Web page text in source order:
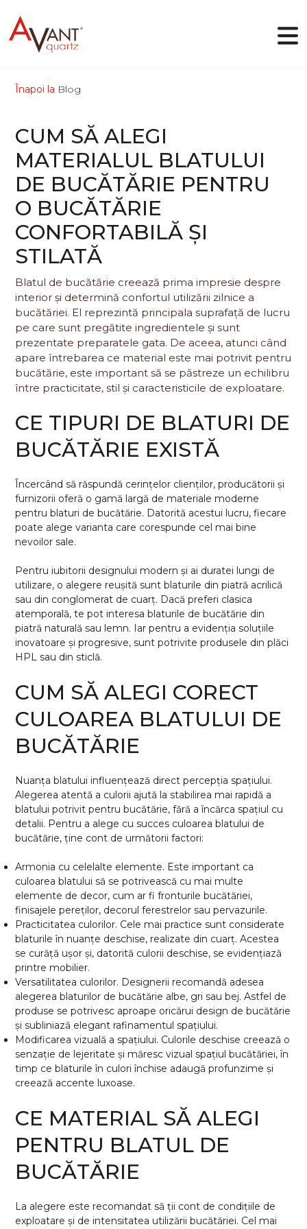
De ce Avant Quartz
Colecții
Designer online
Galerie
Blog
Fișiere
Contacte
Înapoi la Blog
CUM SĂ ALEGI
MATERIALUL BLATULUI
DE BUCĂTĂRIE PENTRU
O BUCĂTĂRIE
CONFORTABILĂ ȘI
STILATĂ
Blatul de bucătărie creează prima impresie despre
interior și determină confortul utilizării zilnice a
bucătăriei. El reprezintă principala suprafață de lucru
pe care sunt pregătite ingredientele și sunt
prezentate preparatele gata. De aceea, atunci când
apare întrebarea ce material este mai potrivit pentru
bucătărie, este important să se păstreze un echilibru
între practicitate, stil și caracteristicile de exploatare.
CE TIPURI DE BLATURI DE
BUCĂTĂRIE EXISTĂ
Încercând să răspundă cerințelor clienților, producătorii și
furnizorii oferă o gamă largă de materiale moderne
pentru blaturi de bucătărie. Datorită acestui lucru, fiecare
poate alege varianta care corespunde cel mai bine
nevoilor sale.
Pentru iubitorii designului modern și ai duratei lungi de
utilizare, o alegere reușită sunt blaturile din piatră acrilică
sau din conglomerat de cuarț. Dacă preferi clasica
atemporală, te pot interesa blaturile de bucătărie din
piatră naturală sau lemn. Iar pentru a evidenția soluțiile
inovatoare și progresive, sunt potrivite produsele din plăci
HPL sau din sticlă.
CUM SĂ ALEGI CORECT
CULOAREA BLATULUI DE
BUCĂTĂRIE
Nuanța blatului influențează direct percepția spațiului.
Alegerea atentă a culorii ajută la stabilirea mai rapidă a
blatului potrivit pentru bucătărie, fără a încărca spațiul cu
detalii. Pentru a alege cu succes culoarea blatului de
bucătărie, ține cont de următorii factori:
Armonia cu celelalte elemente. Este important ca
culoarea blatului să se potrivească cu mai multe
elemente de decor, cum ar fi fronturile bucătăriei,
finisajele pereților, decorul ferestrelor sau pervazurile.
Practicitatea culorilor. Cele mai practice sunt considerate
blaturile în nuanțe deschise, realizate din cuarț. Acestea
se curăță ușor și, datorită culorii deschise, se evidențiază
printre mobilier.
Versatilitatea culorilor. Designerii recomandă adesea
alegerea blaturilor de bucătărie albe, gri sau bej. Astfel de
produse se potrivesc aproape oricărui design de bucătărie
și subliniază elegant rafinamentul spațiului.
Modificarea vizuală a spațiului. Culorile deschise creează o
senzație de lejeritate și măresc vizual spațiul bucătăriei, în
timp ce blaturile în culori închise adaugă profunzime și
creează accente luxoase.
CE MATERIAL SĂ ALEGI
PENTRU BLATUL DE
BUCĂTĂRIE
La alegere este recomandat să ții cont de condițiile de
exploatare și de intensitatea utilizării bucătăriei. Cel mai